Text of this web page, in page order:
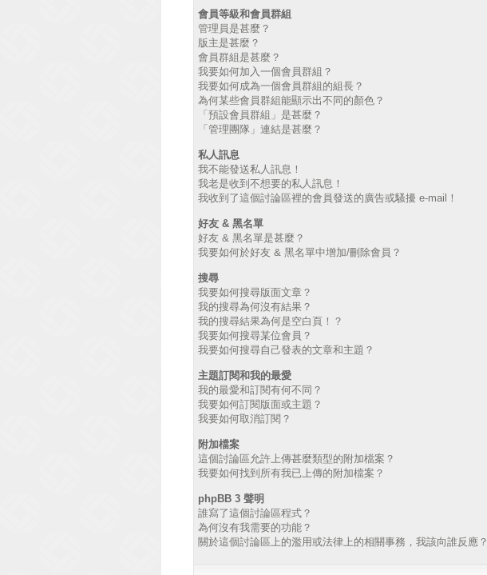
會員等級和會員群組
管理員是甚麼？
版主是甚麼？
會員群組是甚麼？
我要如何加入一個會員群組？
我要如何成為一個會員群組的組長？
為何某些會員群組能顯示出不同的顏色？
「預設會員群組」是甚麼？
「管理團隊」連結是甚麼？
私人訊息
我不能發送私人訊息！
我老是收到不想要的私人訊息！
我收到了這個討論區裡的會員發送的廣告或騷擾 e-mail！
好友 & 黑名單
好友 & 黑名單是甚麼？
我要如何於好友 & 黑名單中增加/刪除會員？
搜尋
我要如何搜尋版面文章？
我的搜尋為何沒有結果？
我的搜尋結果為何是空白頁！？
我要如何搜尋某位會員？
我要如何搜尋自己發表的文章和主題？
主題訂閱和我的最愛
我的最愛和訂閱有何不同？
我要如何訂閱版面或主題？
我要如何取消訂閱？
附加檔案
這個討論區允許上傳甚麼類型的附加檔案？
我要如何找到所有我已上傳的附加檔案？
phpBB 3 聲明
誰寫了這個討論區程式？
為何沒有我需要的功能？
關於這個討論區上的濫用或法律上的相關事務，我該向誰反應？